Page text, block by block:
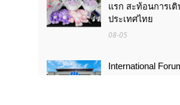
แรก สะท้อนการเ
ประเทศไทย
08-05
International